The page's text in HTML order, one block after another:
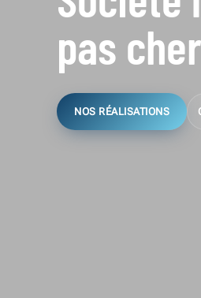
pas
NOS RÉALISATIONS